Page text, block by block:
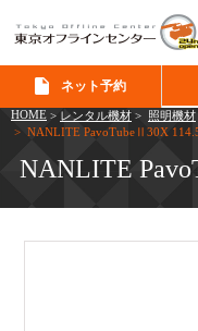
ネット予約
HOME > レンタル機材 > 照明機材
> NANLITE PavoTubeⅡ30X
NANLITE